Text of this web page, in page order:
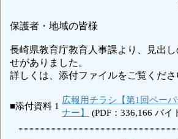
保護者・地域の皆様
長崎県教育庁教育人事課より、見出
せがありました。
詳しくは、添付ファイルをご覧くださ
■添付資料 1
広報用チラシ【第1回ペー
ナー】
(PDF：336,166 バイ